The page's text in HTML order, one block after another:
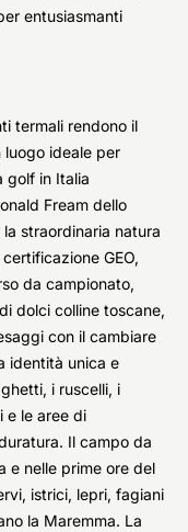
entusiasmanti
termali rendono il
luogo ideale per
golf in Italia
Fream dello
straordinaria natura
GEO,
da campionato,
dolci colline toscane,
con il cambiare
identità unica e
i ruscelli, i
e le aree di
Il campo da
e nelle prime ore del
istrici, lepri, fagiani
la Maremma. La